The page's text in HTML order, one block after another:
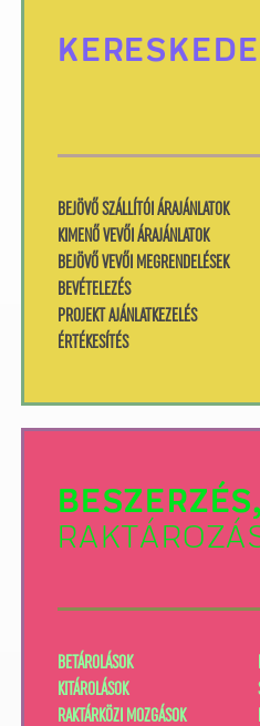
BEJÖVŐ SZÁLLÍTÓI ÁRAJÁNLATOK
KIMENŐ VEVŐI ÁRAJÁNLATOK
BEJÖVŐ VEVŐI MEGRENDELÉSEK
BEVÉTELEZÉS
PROJEKT AJÁNLATKEZELÉS
ÉRTÉKESÍTÉS
BESZERZÉS,
BETÁROLÁSOK
KITÁROLÁSOK
RAKTÁRKÖZI MOZGÁSOK